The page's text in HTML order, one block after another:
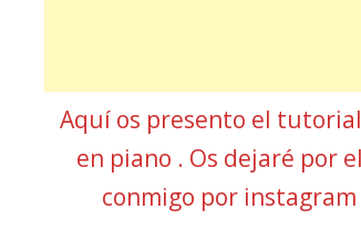
Aquí os presento el
en piano . Os dejaré por
conmigo por instagram